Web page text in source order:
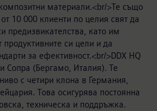
материали.<br/>Те също
10 000 клиенти по целия свят да
предизвикателства, като им
продуктивните си цели и да
за ефективност.<br/>DDX HQ
Сопра (Бергамо, Италия). Те
с четири клона в Германия,
Това осигурява постоянна
техническа и поддръжка.